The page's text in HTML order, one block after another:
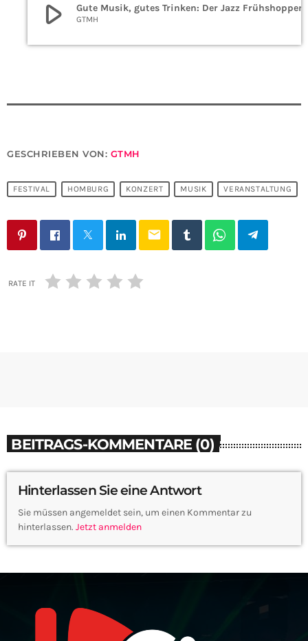
play_arrow GTMH
GESCHRIEBEN VON: GTMH
FESTIVAL HOMBURG KONZERT MUSIK VERANSTALTUNG
email
RATE IT
BEITRAGS-KOMMENTARE (0)
Hinterlassen Sie eine Antwort
Sie müssen angemeldet sein, um einen Kommentar zu
hinterlassen. Jetzt anmelden